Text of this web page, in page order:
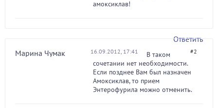
амоксиклав!
Ответить
Марина Чумак
16.09.2012, 17:41 #2
В таком
сочетании нет необходимости.
Если позднее Вам был назначен
Амоксиклав, то прием
Энтерофурила можно отменить.